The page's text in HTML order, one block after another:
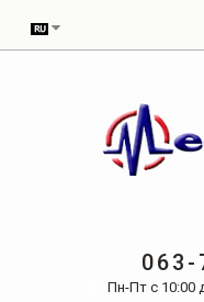
063-
Пн-Пт с 10:00